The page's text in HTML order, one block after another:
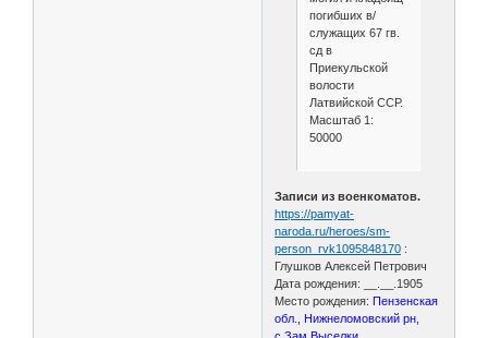
погибших в/
служащих 67 гв.
сд в
Приекульской
волости
Латвийской ССР.
Масштаб 1:
50000
Записи из военкоматов.
https://pamyat-
naroda.ru/heroes/sm-
person_rvk1095848170 :
Глушков Алексей Петрович
Дата рождения: __.__.1905
Место рождения: Пензенская
обл., Нижнеломовский рн,